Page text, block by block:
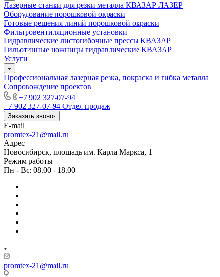
Лазерные станки для резки металла КВАЗАР ЛАЗЕР
Оборудование порошковой окраски
Готовые решения линий порошковой окраски
Фильтровентиляционные установки
Гидравлические листогибочные прессы КВАЗАР
Гильотинные ножницы гидравлические КВАЗАР
Услуги
Профессиональная лазерная резка, покраска и гибка металла
Сопровождение проектов
+7 902 327-07-94
+7 902 327-07-94 Отдел продаж
Заказать звонок
E-mail
promtex-21@mail.ru
Адрес
Новосибирск, площадь им. Карла Маркса, 1
Режим работы
Пн - Вс: 08.00 - 18.00
promtex-21@mail.ru